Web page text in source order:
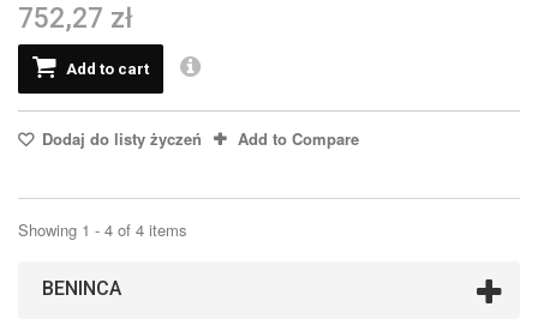
752,27 zł
Add to cart
Dodaj do listy życzeń Add to Compare
Showing 1 - 4 of 4 items
BENINCA